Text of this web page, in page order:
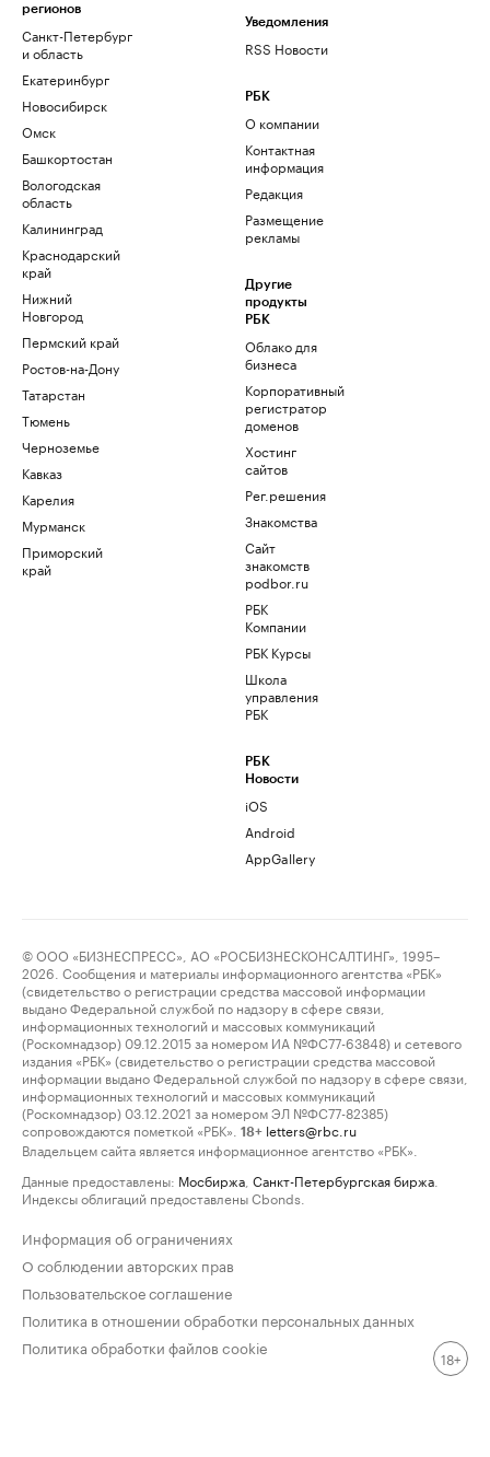
регионов
Санкт-Петербург
и область
Екатеринбург
Новосибирск
Омск
Башкортостан
Вологодская
область
Калининград
Краснодарский
край
Нижний
Новгород
Пермский край
Ростов-на-Дону
Татарстан
Тюмень
Черноземье
Кавказ
Карелия
Мурманск
Приморский
край
Уведомления
RSS Новости
РБК
О компании
Контактная
информация
Редакция
Размещение
рекламы
Другие
продукты
РБК
Облако для
бизнеса
Корпоративный
регистратор
доменов
Хостинг
сайтов
Рег.решения
Знакомства
Сайт
знакомств
podbor.ru
РБК
Компании
РБК Курсы
Школа
управления
РБК
РБК
Новости
iOS
Android
AppGallery
© ООО «БИЗНЕСПРЕСС», АО «РОСБИЗНЕСКОНСАЛТИНГ», 1995–
2026. Сообщения и материалы информационного агентства «РБК»
(свидетельство о регистрации средства массовой информации
выдано Федеральной службой по надзору в сфере связи,
информационных технологий и массовых коммуникаций
(Роскомнадзор) 09.12.2015 за номером ИА №ФС77-63848) и сетевого
издания «РБК» (свидетельство о регистрации средства массовой
информации выдано Федеральной службой по надзору в сфере связи,
информационных технологий и массовых коммуникаций
(Роскомнадзор) 03.12.2021 за номером ЭЛ №ФС77-82385)
сопровождаются пометкой «РБК».
18+ letters@rbc.ru
Владельцем сайта является информационное агентство «РБК».
Данные предоставлены: Мосбиржа Санкт-Петербургская биржа
Индексы облигаций предоставлены Cbonds.
Информация об ограничениях
О соблюдении авторских прав
Пользовательское соглашение
Политика в отношении обработки персональных данных
Политика обработки файлов cookie
18+